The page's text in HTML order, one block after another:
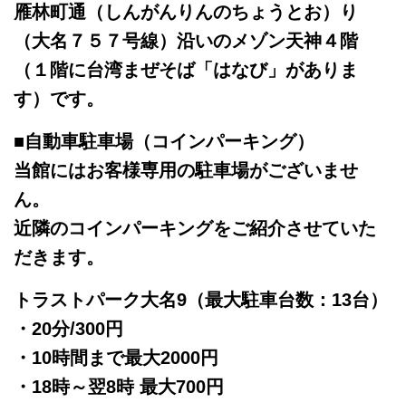
雁林町通（しんがんりんのちょうとお）り
（大名７５７号線）沿いのメゾン天神４階
（１階に台湾まぜそば「はなび」がありま
す）です。
■自動車駐車場（コインパーキング）
当館にはお客様専用の駐車場がございませ
ん。
近隣のコインパーキングをご紹介させていた
だきます。
トラストパーク大名9（最大駐車台数：13台）
・20分/300円
・10時間まで最大2000円
・18時～翌8時 最大700円